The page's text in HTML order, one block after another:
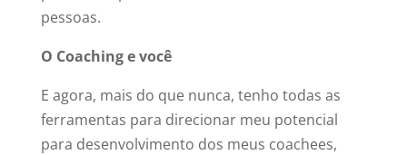
pessoas.
O Coaching e você
E agora, mais do que nunca, tenho todas as
ferramentas para direcionar meu potencial
para desenvolvimento dos meus coachees,